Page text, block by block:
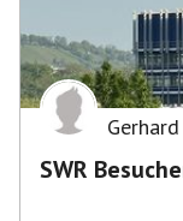
SWR